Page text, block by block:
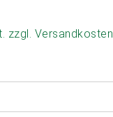
zzgl. Versandkosten